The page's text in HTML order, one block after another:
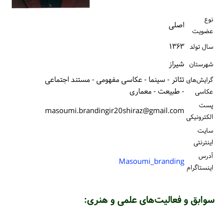
نوع
عضویت
اصلی
سال تولد ۱۳۶۳
شهرستان شیراز
گرایش‌های
عکاسی
تئاتر - سینما - عکاسی مفهومی - مستند اجتماعی
- طبیعت - معماری
پست
الكترونیكی masoumi.brandingir20shiraz@gmail.com
سایت
اینترنتی
آدرس
اینستاگرام Masoumi_branding
سوابق و فعالیت‌های علمی و هنری: